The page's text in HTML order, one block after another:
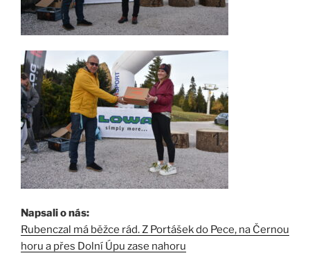
Napsali o nás:
Rubenczal má běžce rád. Z Portášek do Pece, na Černou
horu a přes Dolní Úpu zase nahoru